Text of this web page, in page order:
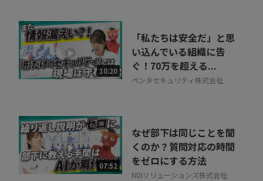
10:20
「私たちは安全だ」と思
い込んでいる組織に告
ぐ！70万を超える...
ペンタセキュリティ株式会社
07:52
なぜ部下は同じことを聞
くのか？質問対応の時間
をゼロにする方法
NDIソリューションズ株式会社